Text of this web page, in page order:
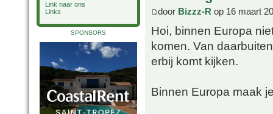
Link naar ons
Links
SPONSORS
door Bizzz-R op 16 maart
Hoi, binnen Europa
komen. Van
erbij komt kijken.
Binnen Europa maak